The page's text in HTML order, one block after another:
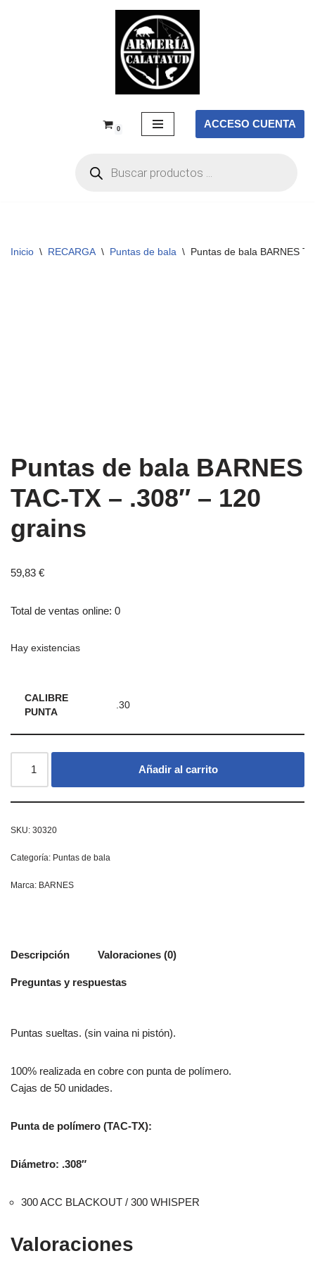
0 ACCESO CUENTA
Inicio \ RECARGA \ Puntas de bala \ Puntas de bala BARNES
Puntas de bala BARNES
TAC-TX – .308″ – 120
grains
59,83 €
Total de ventas online: 0
Hay existencias
CALIBRE
PUNTA
.30
Añadir al carrito
SKU: 30320
Categoría: Puntas de bala
Marca: BARNES
Descripción Valoraciones (0)
Preguntas y respuestas
Puntas sueltas. (sin vaina ni pistón).
100% realizada en cobre con punta de polímero.
Cajas de 50 unidades.
Punta de polímero (TAC-TX):
Diámetro: .308″
300 ACC BLACKOUT / 300 WHISPER
Valoraciones